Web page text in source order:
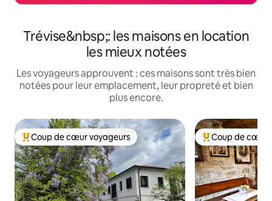
Trévise&nbsp;: les maisons en location
les mieux notées
Les voyageurs approuvent : ces maisons sont très bien
notées pour leur emplacement, leur propreté et bien
plus encore.
Coups de cœur voyageurs les plus appréciés
Coup de cœur voyageurs Coups de cœur
Coup de cœur